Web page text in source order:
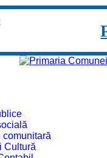
comunitară
Cultură